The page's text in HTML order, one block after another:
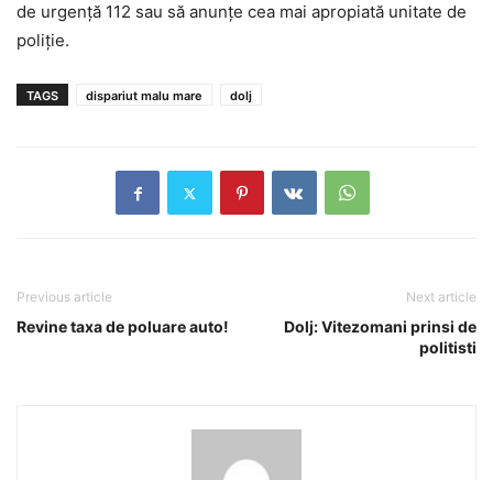
de urgență 112 sau să anunțe cea mai apropiată unitate de
poliție.
TAGS dispariut malu mare dolj
Previous article
Revine taxa de poluare auto!
Next article
Dolj: Vitezomani prinsi de
politisti